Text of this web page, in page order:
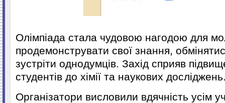
Олімпіада стала чудовою нагодою для
продемонструвати свої знання,
зустріти однодумців. Захід сприяв
студентів до хімії та наукових
Організатори висловили вдячність усім